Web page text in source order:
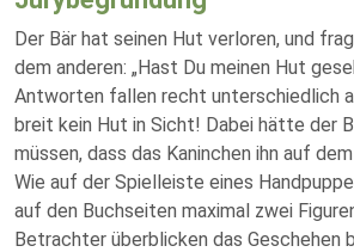
Der Bär hat seinen Hut verloren, und
dem anderen: „Hast Du meinen Hut
Antworten fallen recht unterschiedlich
breit kein Hut in Sicht! Dabei hätte der
müssen, dass das Kaninchen ihn auf
Wie auf der Spielleiste eines
auf den Buchseiten maximal zwei
Betrachter überblicken das Geschehen